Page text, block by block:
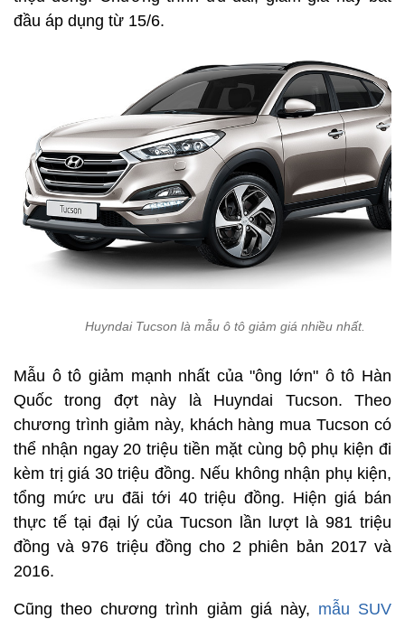
đầu áp dụng từ 15/6.
Huyndai Tucson là mẫu ô tô giảm giá nhiều nhất.
Mẫu ô tô giảm mạnh nhất của "ông lớn" ô tô Hàn
Quốc trong đợt này là Huyndai Tucson. Theo
chương trình giảm này, khách hàng mua Tucson có
thể nhận ngay 20 triệu tiền mặt cùng bộ phụ kiện đi
kèm trị giá 30 triệu đồng. Nếu không nhận phụ kiện,
tổng mức ưu đãi tới 40 triệu đồng. Hiện giá bán
thực tế tại đại lý của Tucson lần lượt là 981 triệu
đồng và 976 triệu đồng cho 2 phiên bản 2017 và
2016.
Cũng theo chương trình giảm giá này, mẫu SUV